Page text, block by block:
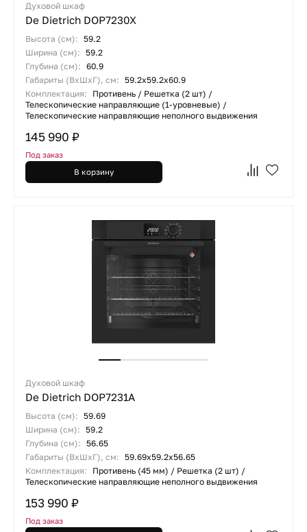
Духовой шкаф
De Dietrich DOP7230X
Высота (см): 59.2
Ширина (см): 59.2
Глубина (см): 60.9
Габариты (ВхШхГ), см: 59.2x59.2x60.9
Комплектация:
Противень / Решетка (2 шт) /
Телескопические направляющие (1-уровневые) /
Телескопические направляющие неполного выдвижения
145 990 ₽
Под заказ
В корзину
Духовой шкаф
De Dietrich DOP7231A
Высота (см): 59.69
Ширина (см): 59.2
Глубина (см): 56.65
Габариты (ВхШхГ), см: 59.69х59.2х56.65
Комплектация:
Противень (45 мм) / Решетка (2 шт) /
Телескопические направляющие неполного выдвижения
153 990 ₽
Под заказ